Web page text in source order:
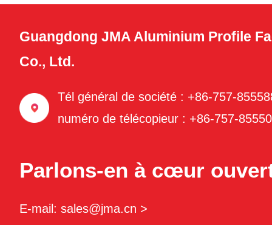
Guangdong JMA Aluminium Profile
Co., Ltd.
Tél général de société : +86-757-
numéro de télécopieur : +86-757-
Parlons-en à cœur
E-mail: sales@jma.cn >